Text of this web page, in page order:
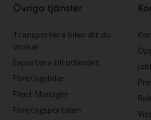
Övriga tjänster
Transportera bilen dit du
önskar
Exportera till utlandet
Företagsbilar
Fleet Manager
Företagsportalen